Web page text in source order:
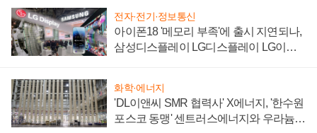
전자·전기·정보통신
아이폰18 '메모리 부족'에 출시 지연되나,
삼성디스플레이 LG디스플레이 LG이노
화학·에너지
'DL이앤씨 SMR 협력사' X에너지, '한수원
포스코 동맹' 센트러스에너지와 우라늄